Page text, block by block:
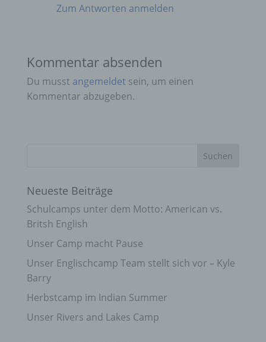
Zum Antworten anmelden
Kommentar absenden
Du musst angemeldet sein, um einen
Kommentar abzugeben.
Neueste Beiträge
Schulcamps unter dem Motto: American vs.
Britsh English
Unser Camp macht Pause
Unser Englischcamp Team stellt sich vor – Kyle
Barry
Herbstcamp im Indian Summer
Unser Rivers and Lakes Camp